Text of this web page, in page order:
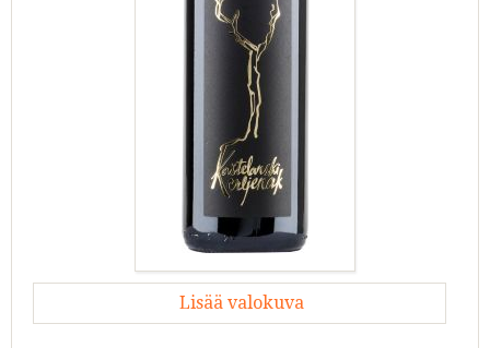
Lisää valokuva